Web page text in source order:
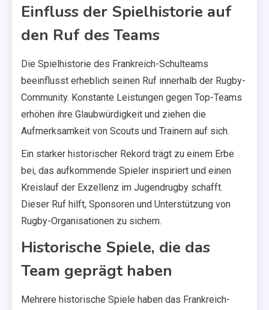
Einfluss der Spielhistorie auf
den Ruf des Teams
Die Spielhistorie des Frankreich-Schulteams
beeinflusst erheblich seinen Ruf innerhalb der Rugby-
Community. Konstante Leistungen gegen Top-Teams
erhöhen ihre Glaubwürdigkeit und ziehen die
Aufmerksamkeit von Scouts und Trainern auf sich.
Ein starker historischer Rekord trägt zu einem Erbe
bei, das aufkommende Spieler inspiriert und einen
Kreislauf der Exzellenz im Jugendrugby schafft.
Dieser Ruf hilft, Sponsoren und Unterstützung von
Rugby-Organisationen zu sichern.
Historische Spiele, die das
Team geprägt haben
Mehrere historische Spiele haben das Frankreich-